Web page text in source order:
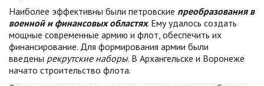
Наиболее эффективны были петровские преобразования в
военной и финансовых областях. Ему удалось создать
мощные современные армию и флот, обеспечить их
финансирование. Для формирования армии были
введены рекрутские наборы. В Архангельске и Воронеже
начато строительство флота.